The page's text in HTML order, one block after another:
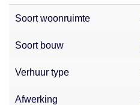
Soort woonruimte
Soort bouw
Verhuur type
Afwerking